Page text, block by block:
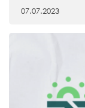
07.07.2023